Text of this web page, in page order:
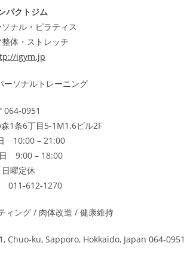
パクトジム
ナル・ピラティス
体・ストレッチ
igym.jp
ソナルトレーニング
064-0951
1条6丁目5-1M1.6ビル2F
– 21:00
9:00 – 18:00
日曜定休
011-612-1270
ィング / 肉体改造 / 健康維持
ku, Sapporo, Hokkaido, Japan 064-0951